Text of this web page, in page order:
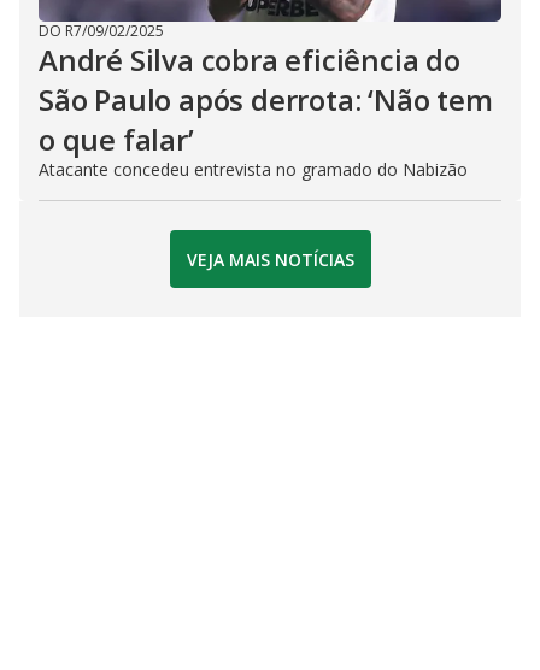
DO R7/09/02/2025
André Silva cobra eficiência do
São Paulo após derrota: ‘Não tem
o que falar’
Atacante concedeu entrevista no gramado do Nabizão
VEJA MAIS NOTÍCIAS